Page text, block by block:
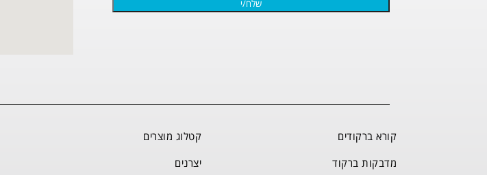
קורא ברקודים
מדבקות ברקוד
קטלוג מוצרים
יצרנים